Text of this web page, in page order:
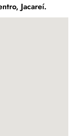
Jacareí.